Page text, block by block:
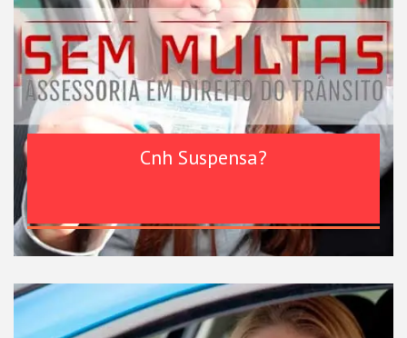
Cnh Suspensa?